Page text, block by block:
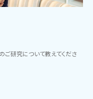
ご研究について教えてくださ